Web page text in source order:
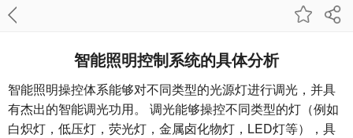
智能照明控制系统的具体分析
智能照明操控体系能够对不同类型的光源灯进行调光，并具
有杰出的智能调光功用。 调光能够操控不同类型的灯（例如
白炽灯，低压灯，荧光灯，金属卤化物灯，LED灯等），具